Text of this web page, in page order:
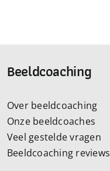
Beeldcoaching
Over beeldcoaching
Onze beeldcoaches
Veel gestelde vragen
Beeldcoaching reviews